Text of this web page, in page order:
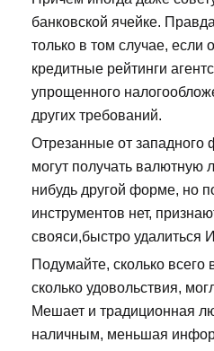
банковской ячейке.
только в том случае, если
кредитные рейтинги
упрощенного
других требований.
Отрезанные от западного
могут получать валютную
нибудь другой форме, но
инструментов нет,
свояси,быстро удалиться
Подумайте, сколько
сколько удовольствия,
Мешает и традиционная
наличным, меньшая